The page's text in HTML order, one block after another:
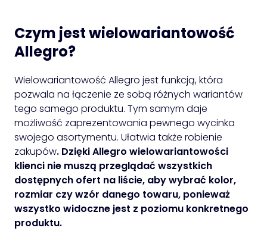
Czym jest wielowariantowość
Allegro?
Wielowariantowość Allegro jest funkcją, która
pozwala na łączenie ze sobą różnych wariantów
tego samego produktu. Tym samym daje
możliwość zaprezentowania pewnego wycinka
swojego asortymentu. Ułatwia także robienie
zakupów. Dzięki Allegro wielowariantowości
klienci nie muszą przeglądać wszystkich
dostępnych ofert na liście, aby wybrać kolor,
rozmiar czy wzór danego towaru, ponieważ
wszystko widoczne jest z poziomu konkretnego
produktu.